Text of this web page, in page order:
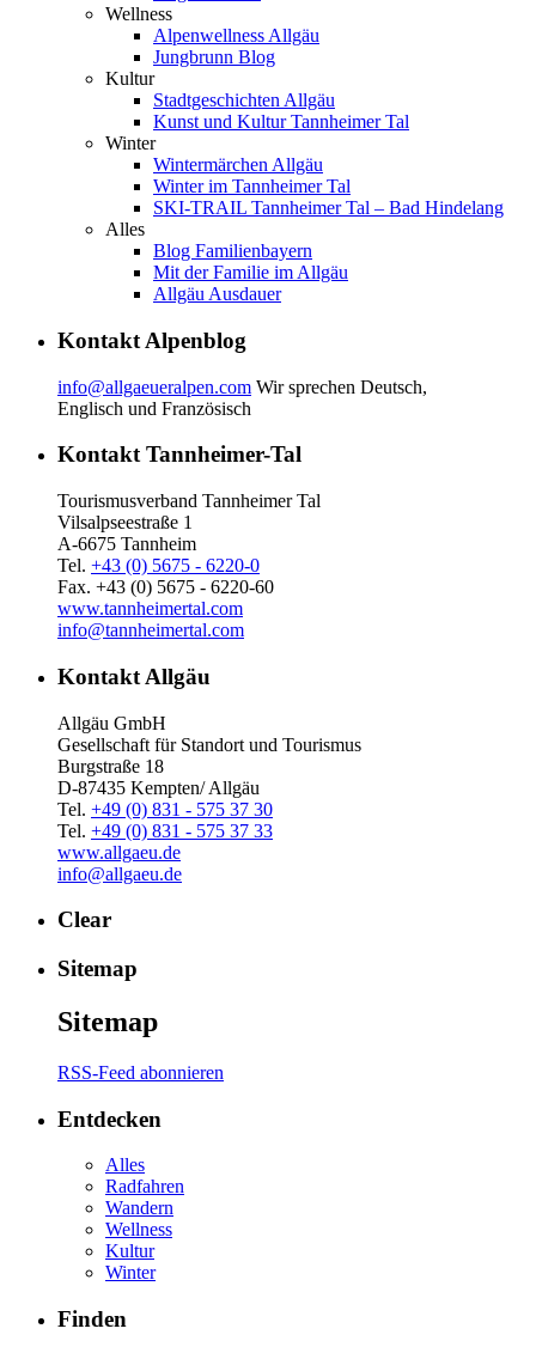
Wellness
Alpenwellness Allgäu
Jungbrunn Blog
Kultur
Stadtgeschichten Allgäu
Kunst und Kultur Tannheimer Tal
Winter
Wintermärchen Allgäu
Winter im Tannheimer Tal
SKI-TRAIL Tannheimer Tal – Bad Hindelang
Alles
Blog Familienbayern
Mit der Familie im Allgäu
Allgäu Ausdauer
Kontakt Alpenblog
info@allgaeueralpen.com Wir sprechen Deutsch,
Englisch und Französisch
Kontakt Tannheimer-Tal
Tourismusverband Tannheimer Tal
Vilsalpseestraße 1
A-6675 Tannheim
Tel. +43 (0) 5675 - 6220-0
Fax. +43 (0) 5675 - 6220-60
www.tannheimertal.com
info@tannheimertal.com
Kontakt Allgäu
Allgäu GmbH
Gesellschaft für Standort und Tourismus
Burgstraße 18
D-87435 Kempten/ Allgäu
Tel. +49 (0) 831 - 575 37 30
Tel. +49 (0) 831 - 575 37 33
www.allgaeu.de
info@allgaeu.de
Clear
Sitemap
Sitemap
RSS-Feed abonnieren
Entdecken
Alles
Radfahren
Wandern
Wellness
Kultur
Winter
Finden